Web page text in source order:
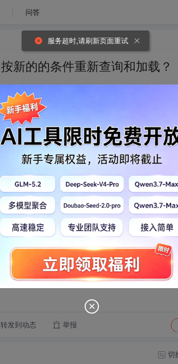
问答
新的的条件重新查询和加载？
慢。在数据未加载完用户改变时间段重新查询
转发到动态 举报
切
服务超时,请刷新页面重试